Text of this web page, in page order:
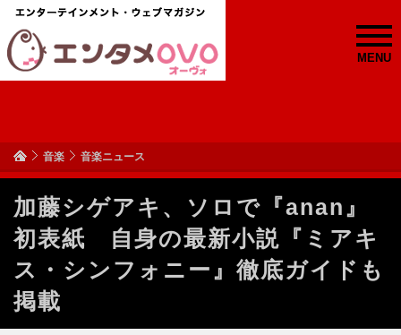
MENU
音楽 音楽ニュース
加藤シゲアキ、ソロで『anan』
初表紙 自身の最新小説『ミアキ
ス・シンフォニー』徹底ガイドも
掲載